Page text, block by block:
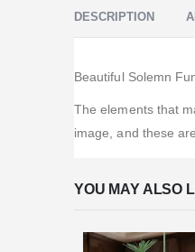
DESCRIPTION
Beautiful Solemn
The elements that
image, and these
YOU MAY ALSO